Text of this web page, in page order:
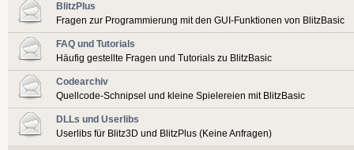
BlitzPlus
Fragen zur Programmierung mit den GUI-Funktionen von BlitzBasic
FAQ und Tutorials
Häufig gestellte Fragen und Tutorials zu BlitzBasic
Codearchiv
Quellcode-Schnipsel und kleine Spielereien mit BlitzBasic
DLLs und Userlibs
Userlibs für Blitz3D und BlitzPlus (Keine Anfragen)